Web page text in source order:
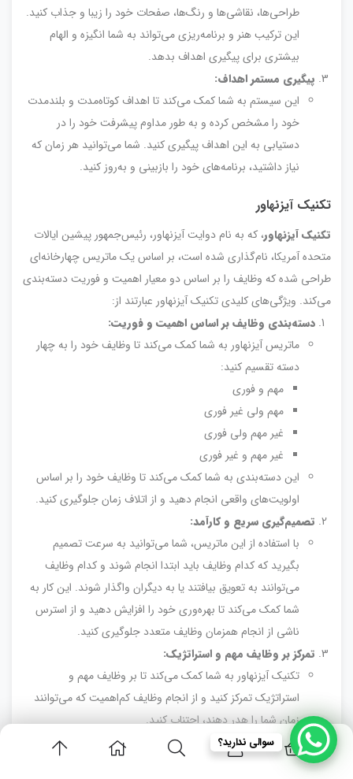
طراحی‌ها، نقاشی‌ها و رنگ‌ها، صفحات خود را زیبا و جذاب کنید.
این ترکیب هنر و برنامه‌ریزی می‌تواند به شما انگیزه و الهام
بیشتری برای پیگیری اهداف بدهد.
پیگیری مستمر اهداف:
این سیستم به شما کمک می‌کند تا اهداف کوتاه‌مدت و بلندمدت
خود را مشخص کرده و به طور مداوم پیشرفت خود را در
دستیابی به این اهداف پیگیری کنید. شما می‌توانید هر زمان که
نیاز داشتید، برنامه‌های خود را بازبینی و به‌روز کنید.
تکنیک آیزنهاور
تکنیک آیزنهاور، که به نام دوایت آیزنهاور، رئیس‌جمهور پیشین ایالات
متحده آمریکا، نام‌گذاری شده است، بر اساس یک ماتریس چهارخانه‌ای
طراحی شده که وظایف را بر اساس دو معیار اهمیت و فوریت دسته‌بندی
می‌کند. ویژگی‌های کلیدی تکنیک آیزنهاور عبارتند از:
دسته‌بندی وظایف بر اساس اهمیت و فوریت:
ماتریس آیزنهاور به شما کمک می‌کند تا وظایف خود را به چهار
دسته تقسیم کنید:
مهم و فوری
مهم ولی غیر فوری
غیر مهم ولی فوری
غیر مهم و غیر فوری
این دسته‌بندی به شما کمک می‌کند تا وظایف خود را بر اساس
اولویت‌های واقعی انجام دهید و از اتلاف زمان جلوگیری کنید.
تصمیم‌گیری سریع و کارآمد:
با استفاده از این ماتریس، شما می‌توانید به سرعت تصمیم
بگیرید که کدام وظایف باید ابتدا انجام شوند و کدام وظایف
می‌توانند به تعویق بیافتند یا به دیگران واگذار شوند. این کار به
شما کمک می‌کند تا بهره‌وری خود را افزایش دهید و از استرس
ناشی از انجام همزمان وظایف متعدد جلوگیری کنید.
تمرکز بر وظایف مهم و استراتژیک:
تکنیک آیزنهاور به شما کمک می‌کند تا بر وظایف مهم و
استراتژیک تمرکز کنید و از انجام وظایف کم‌اهمیت که می‌توانند
زمان شما را هدر دهند، اجتناب کنید.
مقایسه و انتخاب مناسب‌ترین تکنیک
سوالی ندارید؟